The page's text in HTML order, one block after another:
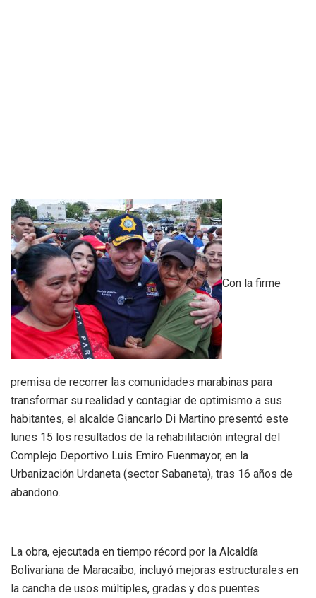
Con la firme
premisa de recorrer las comunidades marabinas para
transformar su realidad y contagiar de optimismo a sus
habitantes, el alcalde Giancarlo Di Martino presentó este
lunes 15 los resultados de la rehabilitación integral del
Complejo Deportivo Luis Emiro Fuenmayor, en la
Urbanización Urdaneta (sector Sabaneta), tras 16 años de
abandono.
La obra, ejecutada en tiempo récord por la Alcaldía
Bolivariana de Maracaibo, incluyó mejoras estructurales en
la cancha de usos múltiples, gradas y dos puentes